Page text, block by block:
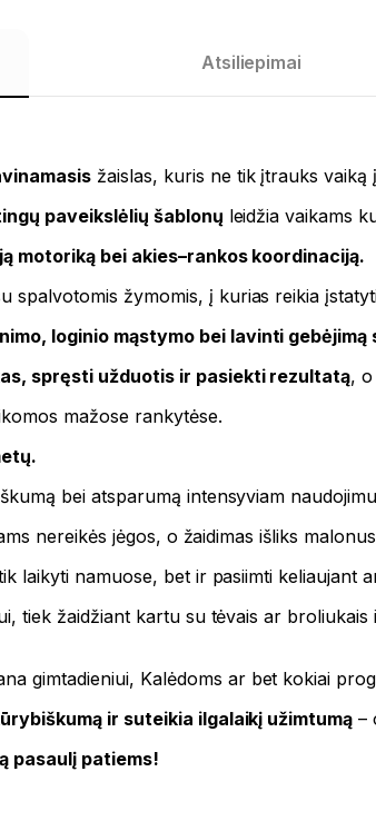
Atsiliepimai
žaislas, kuris ne tik įtrauks vaiką
paveikslėlių šablonų leidžia vaikams
motoriką bei akies–rankos koordinaciją.
spalvotomis žymomis, į kurias reikia
loginio mąstymo bei lavinti gebėjimą
spręsti užduotis ir pasiekti rezultatą,
mažose rankytėse.
bei atsparumą intensyviam
nereikės jėgos, o žaidimas išliks
laikyti namuose, bet ir pasiimti keliaujant
tiek žaidžiant kartu su tėvais ar broliukais
gimtadieniui, Kalėdoms ar bet kokiai
ir suteikia ilgalaikį užimtumą –
pasaulį patiems!